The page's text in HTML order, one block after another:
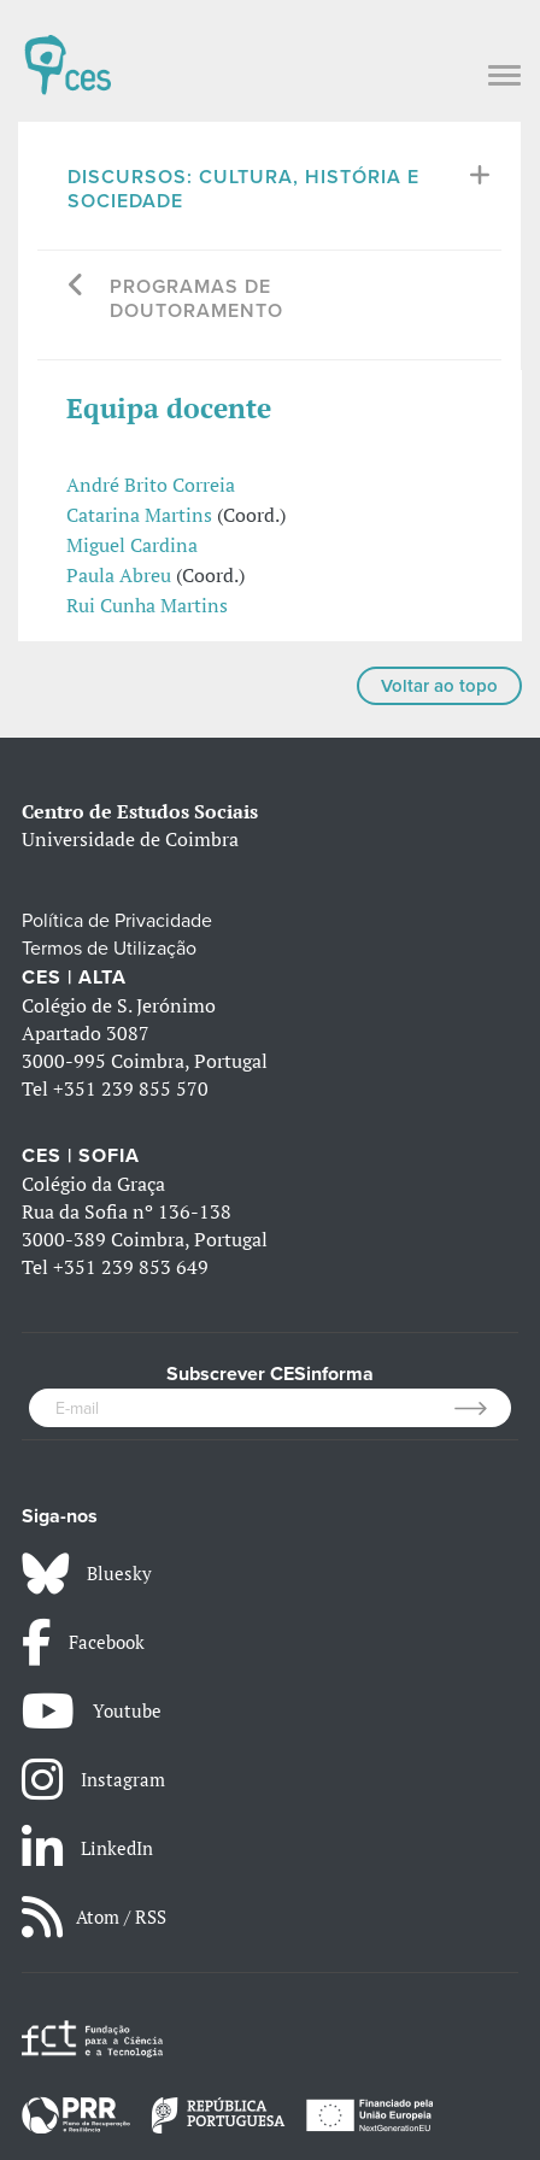
DISCURSOS: CULTURA, HISTÓRIA E
SOCIEDADE
PROGRAMAS DE
DOUTORAMENTO
Equipa docente
André Brito Correia
Catarina Martins (Coord.)
Miguel Cardina
Paula Abreu (Coord.)
Rui Cunha Martins
Voltar ao topo
Centro de Estudos Sociais
Universidade de Coimbra
Política de Privacidade
Termos de Utilização
CES | ALTA
Colégio de S. Jerónimo
Apartado 3087
3000-995 Coimbra, Portugal
Tel +351 239 855 570
CES | SOFIA
Colégio da Graça
Rua da Sofia nº 136-138
3000-389 Coimbra, Portugal
Tel +351 239 853 649
Subscrever CESinforma
Siga-nos
Bluesky
Facebook
Youtube
Instagram
LinkedIn
Atom / RSS